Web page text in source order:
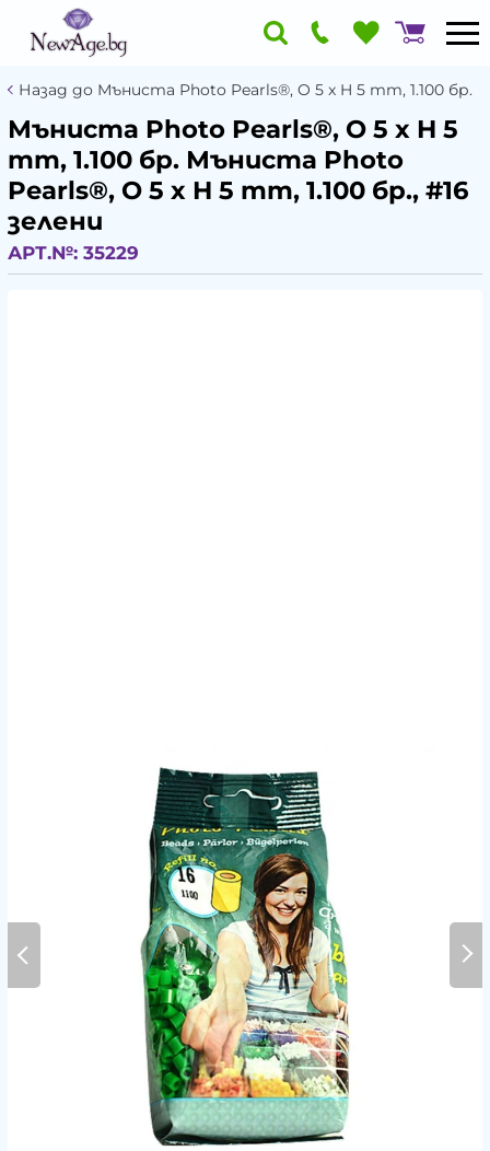
Назад до Мъниста Photo Pearls®, O 5 x H 5 mm, 1.100 бр.
Мъниста Photo Pearls®, O 5 x H 5
mm, 1.100 бр. Мъниста Photo
Pearls®, O 5 x H 5 mm, 1.100 бр., #16
зелени
АРТ.№: 35229